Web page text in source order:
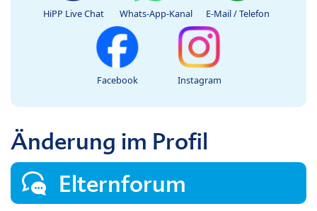
HiPP Live Chat Whats-App-Kanal E-Mail / Telefon
Facebook Instagram
Änderung im Profil
Elternforum